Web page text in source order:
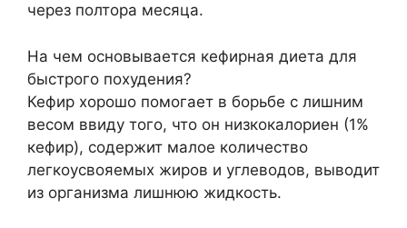
через полтора месяца.
На чем основывается кефирная диета для
быстрого похудения?
Кефир хорошо помогает в борьбе с лишним
весом ввиду того, что он низкокалориен (1%
кефир), содержит малое количество
легкоусвояемых жиров и углеводов, выводит
из организма лишнюю жидкость.